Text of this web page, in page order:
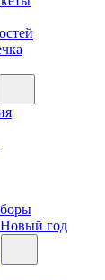
Новый год